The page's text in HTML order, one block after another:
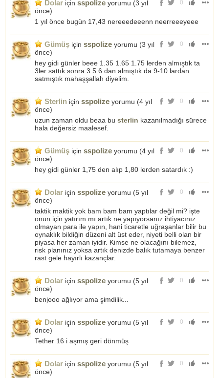
0
Dolar için sspolize yorumu (3 yıl
önce)
1 yıl önce bugün 17,43 nereeedeeenn neerreeeyeee
0
Gümüş için sspolize yorumu (3 yıl
önce)
hey gidi günler beee 1.35 1.65 1.75 lerden almıştık ta
3ler sattık sonra 3 5 6 dan almıştık da 9-10 lardan
satmıştık mahaşşallah diyelim.
0
Sterlin için sspolize yorumu (4 yıl
önce)
uzun zaman oldu beaa bu sterlin kazanılmadığı sürece
hala değersiz maalesef.
0
Gümüş için sspolize yorumu (4 yıl
önce)
hey gidi günler 1,75 den alıp 1,80 lerden satardık :)
0
Dolar için sspolize yorumu (5 yıl
önce)
taktik maktik yok bam bam bam yaptılar değil mi? işte
onun için yatırım mı artık ne yapıyorsanız ihtiyacınız
olmayan para ile yapın, hani ticaretle uğraşanlar bilir bu
oynaklık bildiğin düzeni alt üst eder, niyeti belli olan bir
piyasa her zaman iyidir. Kimse ne olacağını bilemez,
risk planınız yoksa artık denizde balık tutamaya benzer
rast gele hayırlı kazançlar.
0
Dolar için sspolize yorumu (5 yıl
önce)
benjooo ağlıyor ama şimdilik...
0
Dolar için sspolize yorumu (5 yıl
önce)
Tether 16 i aşmış geri dönmüş
0
Dolar için sspolize yorumu (5 yıl
önce)